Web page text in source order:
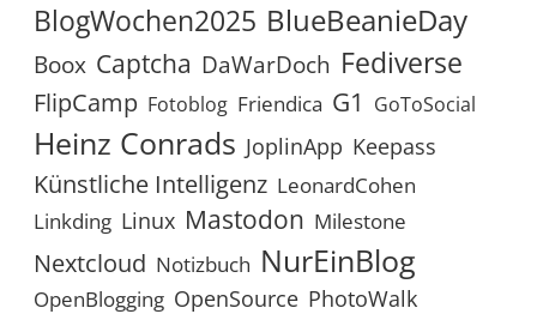
BlogWochen2025 BlueBeanieDay
Boox Captcha DaWarDoch Fediverse
FlipCamp Fotoblog Friendica G1 GoToSocial
Heinz Conrads JoplinApp Keepass
Künstliche Intelligenz LeonardCohen
Linkding Linux Mastodon Milestone
Nextcloud Notizbuch NurEinBlog
OpenBlogging OpenSource PhotoWalk